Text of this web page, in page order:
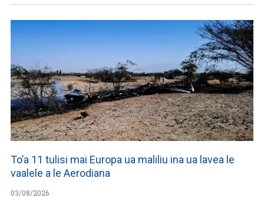
To’a 11 tulisi mai Europa ua maliliu ina ua lavea le
vaalele a le Aerodiana
03/08/2026